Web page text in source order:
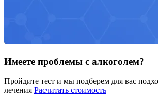
Имеете проблемы с алкоголем?
Пройдите тест и мы подберем для вас
лечения Расчитать стоимость